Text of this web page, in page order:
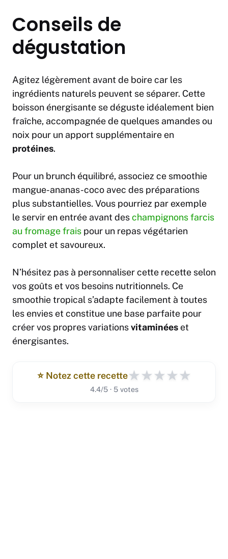
Conseils de
dégustation
Agitez légèrement avant de boire car les
ingrédients naturels peuvent se séparer. Cette
boisson énergisante se déguste idéalement bien
fraîche, accompagnée de quelques amandes ou
noix pour un apport supplémentaire en
protéines.
Pour un brunch équilibré, associez ce smoothie
mangue-ananas-coco avec des préparations
plus substantielles. Vous pourriez par exemple
le servir en entrée avant deschampignons farcis
au fromage frais pour un repas végétarien
complet et savoureux.
N’hésitez pas à personnaliser cette recette selon
vos goûts et vos besoins nutritionnels. Ce
smoothie tropical s’adapte facilement à toutes
les envies et constitue une base parfaite pour
créer vos propres variationsvitaminées et
énergisantes.
⭐️ Notez cette recette★★★★★
4.4/5 · 5 votes